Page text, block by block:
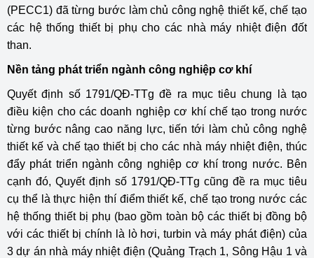
(PECC1) đã từng bước làm chủ công nghệ thiết kế, chế tạo
các hệ thống thiết bị phụ cho các nhà máy nhiệt điện đốt
than.
Nền tảng phát triển ngành công nghiệp cơ khí
Quyết định số 1791/QĐ-TTg đề ra mục tiêu chung là tạo
điều kiện cho các doanh nghiệp cơ khí chế tạo trong nước
từng bước nâng cao năng lực, tiến tới làm chủ công nghệ
thiết kế và chế tạo thiết bị cho các nhà máy nhiệt điện, thúc
đẩy phát triển ngành công nghiệp cơ khí trong nước. Bên
cạnh đó, Quyết định số 1791/QĐ-TTg cũng đề ra mục tiêu
cụ thể là thực hiện thí điểm thiết kế, chế tạo trong nước các
hệ thống thiết bị phụ (bao gồm toàn bộ các thiết bị đồng bộ
với các thiết bị chính là lò hơi, turbin và máy phát điện) của
3 dự án nhà máy nhiệt điện (Quảng Trạch 1, Sông Hậu 1 và